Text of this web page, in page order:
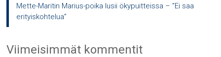
Mette-Maritin Marius-poika lusii ökypuitteissa – ”Ei saa
erityiskohtelua”
Viimeisimmät kommentit